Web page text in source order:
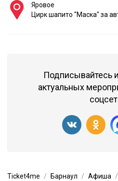
Яровое
Цирк шапито "Маска" за
Подписывайтесь
актуальных
Ticket4me Барнаул Афиша